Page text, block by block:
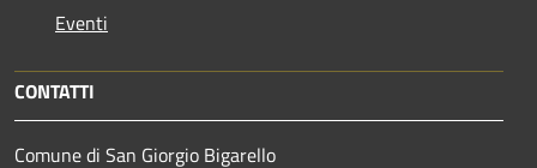
Eventi
CONTATTI
Comune di San Giorgio Bigarello